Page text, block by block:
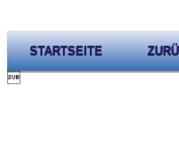
STARTSEITE
